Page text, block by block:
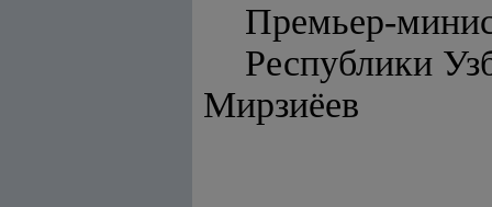
Премьер-
Мирзиёев